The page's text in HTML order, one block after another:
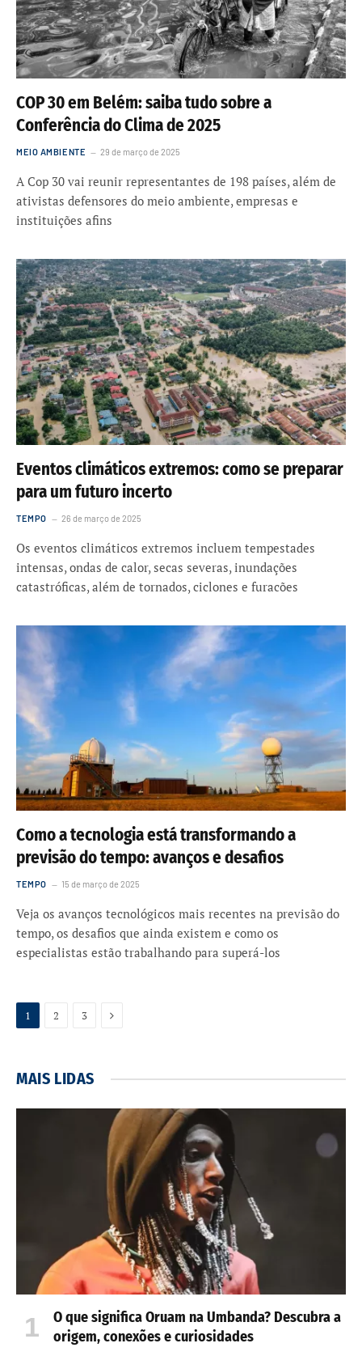
COP 30 em Belém: saiba tudo sobre a
Conferência do Clima de 2025
MEIO AMBIENTE 29 de março de 2025
A Cop 30 vai reunir representantes de 198 países, além de
ativistas defensores do meio ambiente, empresas e
instituições afins
Eventos climáticos extremos: como se preparar
para um futuro incerto
TEMPO 26 de março de 2025
Os eventos climáticos extremos incluem tempestades
intensas, ondas de calor, secas severas, inundações
catastróficas, além de tornados, ciclones e furacões
Como a tecnologia está transformando a
previsão do tempo: avanços e desafios
TEMPO 15 de março de 2025
Veja os avanços tecnológicos mais recentes na previsão do
tempo, os desafios que ainda existem e como os
especialistas estão trabalhando para superá-los
1 2 3 Próxima
MAIS LIDAS
O que significa Oruam na Umbanda? Descubra a
origem, conexões e curiosidades